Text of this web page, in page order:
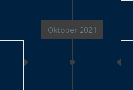
Oktober 2021